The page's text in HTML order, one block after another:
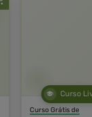
Curso
Curso Grátis de